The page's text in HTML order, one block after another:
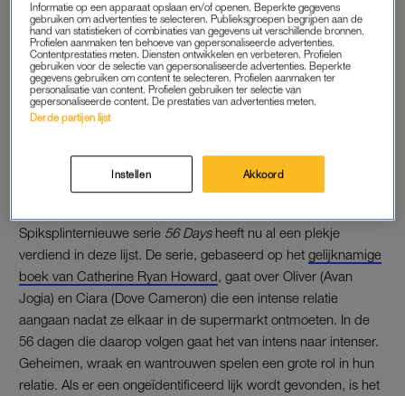
altijd terugvinden en dan begint het riedeltje van begin af aan.
Je kijktSex/Lifeop Netflix.
Pas de privacy manager instellingen aan om dit
Spiksplinternieuwe serie 56 Daysheeft nu al een plekje
verdiend in deze lijst. De serie, gebaseerd op het gelijknamige
boek van Catherine Ryan Howard , gaat over Oliver (Avan
Jogia) en Ciara (Dove Cameron) die een intense relatie
aangaan nadat ze elkaar in de supermarkt ontmoeten. In de
56 dagen die daarop volgen gaat het van intens naar intenser.
Geheimen, wraak en wantrouwen spelen een grote rol in hun
relatie. Als er een ongeïdentificeerd lijk wordt gevonden, is het
Informatie op een apparaat opslaan en/of openen. Beperkte gegevens
gebruiken om advertenties te selecteren. Publieksgroepen begrijpen aan de
hand van statistieken of combinaties van gegevens uit verschillende bronnen.
Profielen aanmaken ten behoeve van gepersonaliseerde advertenties.
Contentprestaties meten. Diensten ontwikkelen en verbeteren. Profielen
gebruiken voor de selectie van gepersonaliseerde advertenties. Beperkte
gegevens gebruiken om content te selecteren. Profielen aanmaken ter
personalisatie van content. Profielen gebruiken ter selectie van
gepersonaliseerde content. De prestaties van advertenties meten.
Derde partijen lijst
Instellen Akkoord